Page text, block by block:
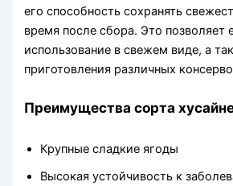
его способность сохранять
время после сбора. Это позволяет
использование в свежем виде, а
приготовления различных
Преимущества сорта
Крупные сладкие ягоды
Высокая устойчивость к